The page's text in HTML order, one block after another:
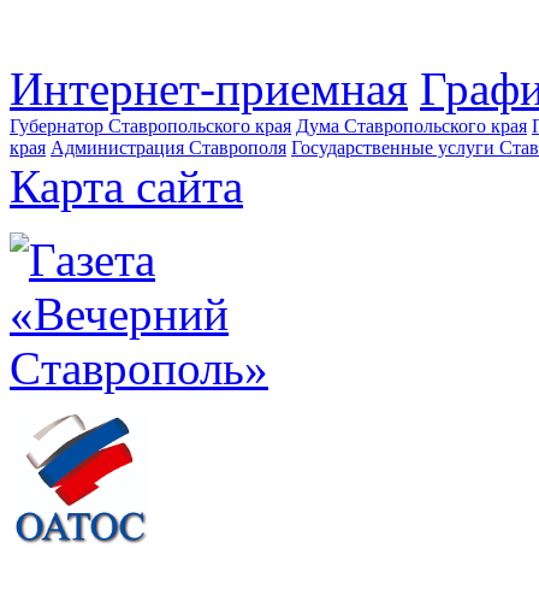
Интернет-приемная
Губернатор Ставропольского края Дума Ставропольского края
края Администрация Ставрополя Государственные услуги
Карта сайта